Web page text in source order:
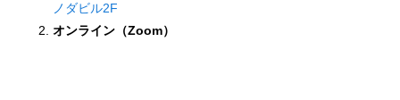
ノダビル2F
オンライン（Zoom）